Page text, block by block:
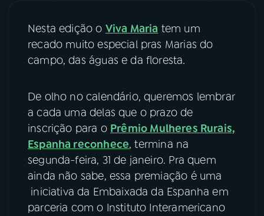
08 FESTIVAL DE MÚSICA
YouTube Facebook
Instagram X
Nesta edição o Viva Maria tem um
recado muito especial pras Marias do
campo, das águas e da floresta.
De olho no calendário, queremos lembrar
a cada uma delas que o prazo de
inscrição para o Prêmio Mulheres Rurais,
Espanha reconhece, termina na
segunda-feira, 31 de janeiro. Pra quem
ainda não sabe, essa premiação é uma
iniciativa da Embaixada da Espanha em
parceria com o Instituto Interamericano